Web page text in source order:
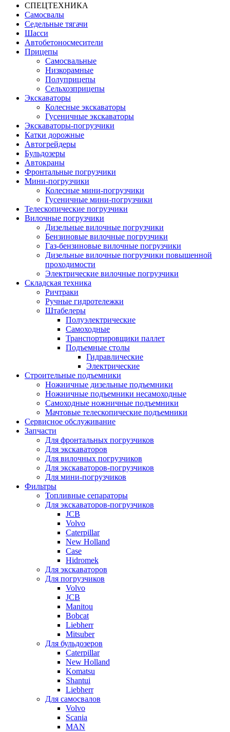
СПЕЦТЕХНИКА
Самосвалы
Седельные тягачи
Шасси
Автобетоно­смесители
Прицепы
Самосвальные
Низкорамные
Полуприцепы
Сельхозприцепы
Экскаваторы
Колесные экскаваторы
Гусеничные экскаваторы
Экскаваторы-погрузчики
Катки дорожные
Автогрейдеры
Бульдозеры
Автокраны
Фронтальные погрузчики
Мини-погрузчики
Колесные мини-погрузчики
Гусеничные мини-погрузчики
Телескопические погрузчики
Вилочные погрузчики
Дизельные вилочные погрузчики
Бензиновые вилочные погрузчики
Газ-бензиновые вилочные погрузчики
Дизельные вилочные погрузчики повышенной
проходимости
Электрические вилочные погрузчики
Складская техника
Ричтраки
Ручные гидротележки
Штабелеры
Полуэлектрические
Самоходные
Транспортировщики паллет
Подъемные столы
Гидравлические
Электрические
Строительные подъемники
Ножничные дизельные подъемники
Ножничные подъемники несамоходные
Самоходные ножничные подъемники
Мачтовые телескопические подъемники
Сервисное обслуживание
Запчасти
Для фронтальных погрузчиков
Для экскаваторов
Для вилочных погрузчиков
Для экскаваторов-погрузчиков
Для мини-погрузчиков
Фильтры
Топливные сепараторы
Для экскаваторов-погрузчиков
JCB
Volvo
Caterpillar
New Holland
Case
Hidromek
Для экскаваторов
Для погрузчиков
Volvo
JCB
Manitou
Bobcat
Liebherr
Mitsuber
Для бульдозеров
Caterpillar
New Holland
Komatsu
Shantui
Liebherr
Для самосвалов
Volvo
Scania
MAN